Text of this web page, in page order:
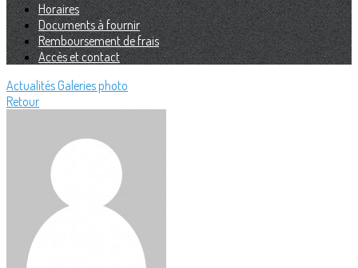
Horaires
Documents à fournir
Remboursement de frais
Accès et contact
Actualités Galeries photo
Retour